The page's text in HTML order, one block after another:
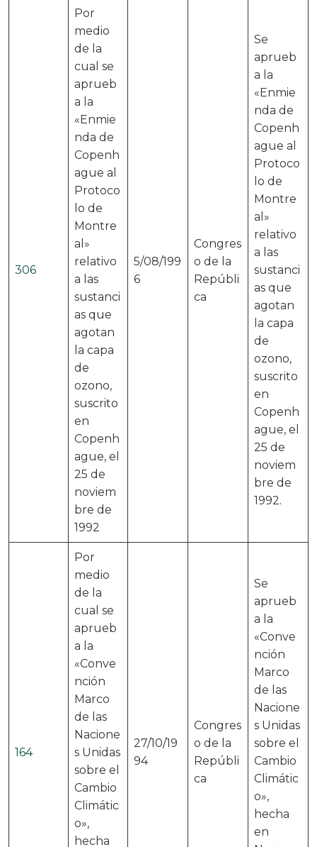
306
Por
medio
de la
cual se
aprueb
a la
«Enmie
nda de
Copenh
ague al
Protoco
lo de
Montre
al»
relativo
a las
sustanci
as que
agotan
la capa
de
ozono,
suscrito
en
Copenh
ague, el
25 de
noviem
bre de
1992
5/08/199
6
Congres
o de la
Repúbli
ca
Se
aprueb
a la
«Enmie
nda de
Copenh
ague al
Protoco
lo de
Montre
al»
relativo
a las
sustanci
as que
agotan
la capa
de
ozono,
suscrito
en
Copenh
ague, el
25 de
noviem
bre de
1992.
164
Por
medio
de la
cual se
aprueb
a la
«Conve
nción
Marco
de las
Nacione
s Unidas
sobre el
Cambio
Climátic
o»,
hecha
27/10/19
94
Congres
o de la
Repúbli
ca
Se
aprueb
a la
«Conve
nción
Marco
de las
Nacione
s Unidas
sobre el
Cambio
Climátic
o»,
hecha
en